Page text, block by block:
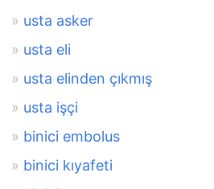
usta asker
usta eli
usta elinden çıkmış
usta işçi
binici embolus
binici kıyafeti